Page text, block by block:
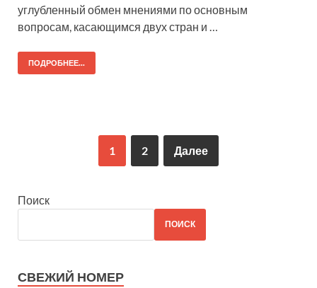
углубленный обмен мнениями по основным
вопросам, касающимся двух стран и …
ПОДРОБНЕЕ...
1 2 Далее
Поиск
ПОИСК
СВЕЖИЙ НОМЕР